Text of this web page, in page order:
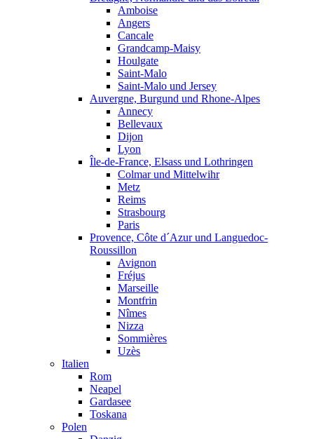
Amboise
Angers
Cancale
Grandcamp-Maisy
Houlgate
Saint-Malo
Saint-Malo und Jersey
Auvergne, Burgund und Rhone-Alpes
Annecy
Bellevaux
Dijon
Lyon
Île-de-France, Elsass und Lothringen
Colmar und Mittelwihr
Metz
Reims
Strasbourg
Paris
Provence, Côte d´Azur und Languedoc-
Roussillon
Avignon
Fréjus
Marseille
Montfrin
Nîmes
Nizza
Sommières
Uzès
Italien
Rom
Neapel
Gardasee
Toskana
Polen